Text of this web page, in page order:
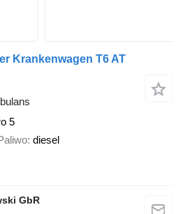
Krankenwagen T6 AT
5
diesel
GbR